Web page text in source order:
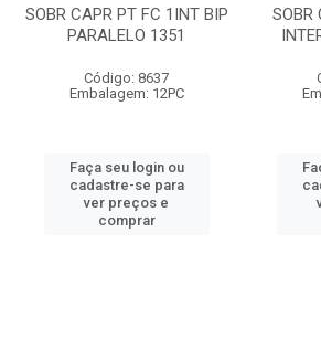
SOBR CAPR PT FC 1INT BIP
PARALELO 1351
Código: 8637
Embalagem: 12PC
Faça seu login ou
cadastre-se para
ver preços e
comprar
SOBR